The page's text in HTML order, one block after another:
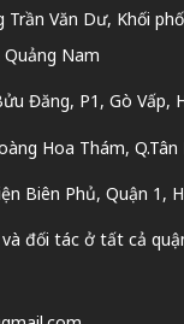
Trần Văn Dư, Khối
Nam
Đăng, P1, Gò Vấp,
Hoa Thám, Q.Tân
Biên Phủ, Quận 1,
và đối tác ở tất cả